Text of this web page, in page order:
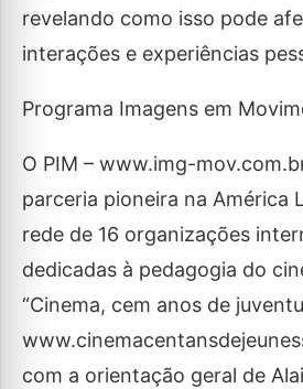
revelando como isso pode
interações e experiências
Programa Imagens em
O PIM – www.img-
parceria pioneira na América
rede de 16 organizações
dedicadas à pedagogia do
“Cinema, cem anos de
com a orientação geral de